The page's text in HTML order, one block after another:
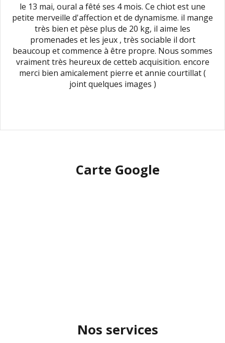
le 13 mai, oural a fêté ses 4 mois. Ce chiot est une
petite merveille d'affection et de dynamisme. il mange
très bien et pèse plus de 20 kg, il aime les
promenades et les jeux , très sociable il dort
beaucoup et commence à être propre. Nous sommes
vraiment très heureux de cetteb acquisition. encore
merci bien amicalement pierre et annie courtillat (
joint quelques images )
Carte Google
Nos services